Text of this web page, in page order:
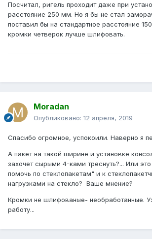
Посчитал, ригель проходит даже при
расстояние 250 мм. Но я бы не стал
поставил бы на стандартное расстояние
кромки четверок лучше шлифовать.
Moradan
Опубликовано: 12 апреля, 2019
Спасибо огромное, успокоили. Наверно я
А пакет на такой ширине и установке
захочет сырыми 4-ками треснуть?... Или
помочь по стеклопакетам" и к
нагрузками на стекло? Ваше мнение?
Кромки не шлифованые- необработанные.
работу...